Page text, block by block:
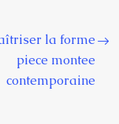
la forme
piece montee
contemporaine